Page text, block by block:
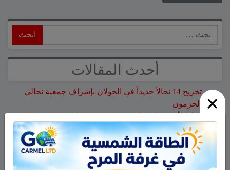
×
أحدث المقالات
تخريج 14 نحالاً جديداً في الجولان بإشراف جمعية نحالي
الحرمون
وفاة الأخت هالة علي محمود من مجدل شمس
الجولاني هادي أبو رافع ينجح في تسلق قمة مون بلان ويقود
فريقاً إلى أعلى نقطة في أوروبا الغربية
جمعية نحالي الحرمون تستضيف يوماً إرشادياً مهماً حول
مكافحة الآفات التي تصيب خلايا النحل